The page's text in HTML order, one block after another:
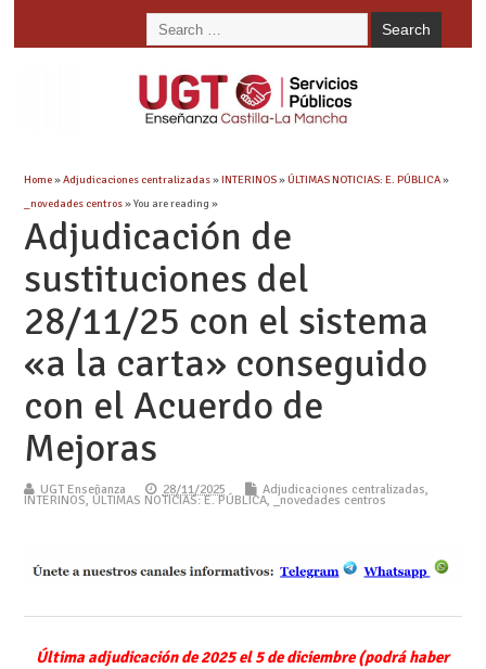
Home»Adjudicaciones centralizadas»INTERINOS»ÚLTIMAS NOTICIAS: E. PÚBLICA»
_novedades centros» You are reading »
Adjudicación de
sustituciones del
28/11/25 con el sistema
«a la carta» conseguido
con el Acuerdo de
Mejoras
UGT Enseñanza 28/11/2025 Adjudicaciones centralizadas,
INTERINOS, ÚLTIMAS NOTICIAS: E. PÚBLICA, _novedades centros
Última adjudicación de 2025 el 5 de diciembre (podrá haber